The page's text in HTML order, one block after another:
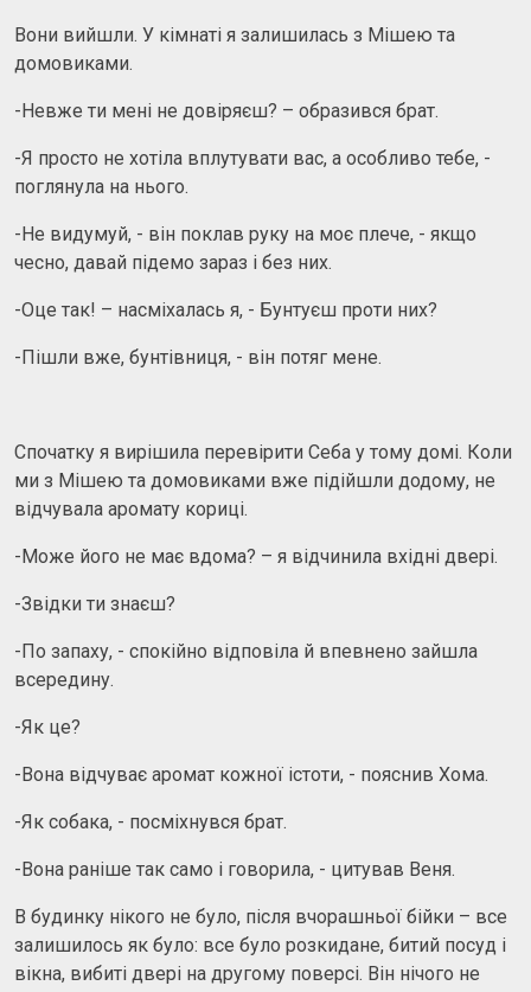
Вони вийшли. У кімнаті я залишилась з Мішею та
домовиками.
-Невже ти мені не довіряєш? – образився брат.
-Я просто не хотіла вплутувати вас, а особливо тебе, -
поглянула на нього.
-Не видумуй, - він поклав руку на моє плече, - якщо
чесно, давай підемо зараз і без них.
-Оце так! – насміхалась я, - Бунтуєш проти них?
-Пішли вже, бунтівниця, - він потяг мене.
Спочатку я вирішила перевірити Себа у тому домі. Коли
ми з Мішею та домовиками вже підійшли додому, не
відчувала аромату кориці.
-Може його не має вдома? – я відчинила вхідні двері.
-Звідки ти знаєш?
-По запаху, - спокійно відповіла й впевнено зайшла
всередину.
-Як це?
-Вона відчуває аромат кожної істоти, - пояснив Хома.
-Як собака, - посміхнувся брат.
-Вона раніше так само і говорила, - цитував Веня.
В будинку нікого не було, після вчорашньої бійки – все
залишилось як було: все було розкидане, битий посуд і
вікна, вибиті двері на другому поверсі. Він нічого не